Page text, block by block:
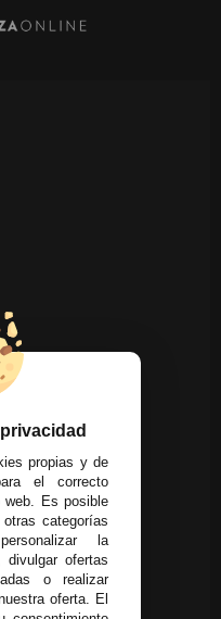
propias y de
el correcto
web. Es posible
categorías
la
divulgar ofertas
o realizar
oferta. El